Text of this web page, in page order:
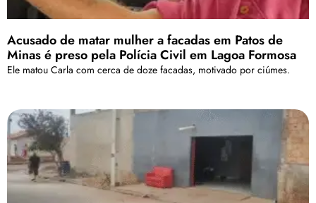
Acusado de matar mulher a facadas em Patos de
Minas é preso pela Polícia Civil em Lagoa Formosa
Ele matou Carla com cerca de doze facadas, motivado por ciúmes.